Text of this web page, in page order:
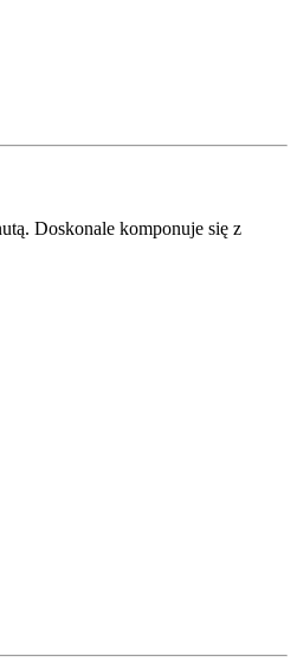
Doskonale komponuje się z